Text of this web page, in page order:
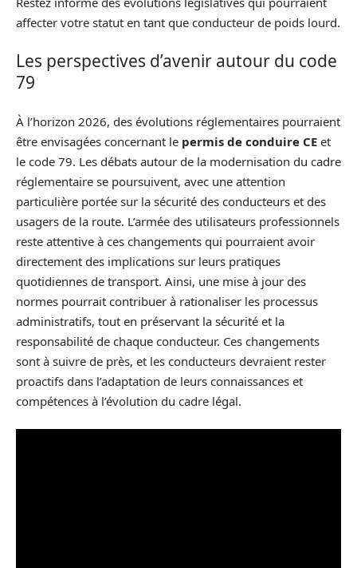
affecter votre statut en tant que conducteur de poids lourd.
Les perspectives d’avenir autour du code
79
À l’horizon 2026, des évolutions réglementaires pourraient
être envisagées concernant le permis de conduire CE et
le code 79. Les débats autour de la modernisation du cadre
réglementaire se poursuivent, avec une attention
particulière portée sur la sécurité des conducteurs et des
usagers de la route. L’armée des utilisateurs professionnels
reste attentive à ces changements qui pourraient avoir
directement des implications sur leurs pratiques
quotidiennes de transport. Ainsi, une mise à jour des
normes pourrait contribuer à rationaliser les processus
administratifs, tout en préservant la sécurité et la
responsabilité de chaque conducteur. Ces changements
sont à suivre de près, et les conducteurs devraient rester
proactifs dans l’adaptation de leurs connaissances et
compétences à l’évolution du cadre légal.